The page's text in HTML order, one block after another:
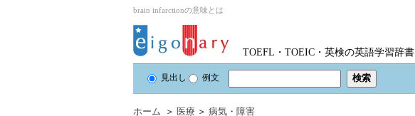
brain infarctionの意味とは
TOEFL・TOEIC・英検の英語学習辞書
見出し 例文
ホーム ＞ 医療 ＞ 病気・障害